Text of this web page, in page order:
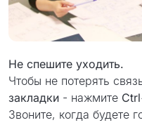
Не спешите уходить.
Чтобы не потерять
закладки - нажмите
Звоните, когда будете